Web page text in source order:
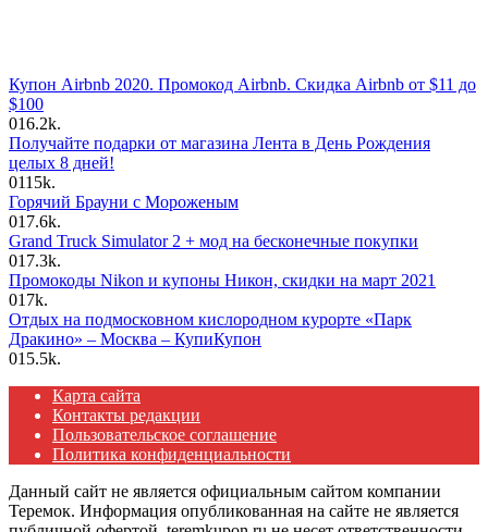
Купон Airbnb 2020. Промокод Airbnb. Скидка Airbnb от $11 до
$100
016.2k.
Получайте подарки от магазина Лента в День Рождения
целых 8 дней!
0115k.
Горячий Брауни с Мороженым
017.6k.
Grand Truck Simulator 2 + мод на бесконечные покупки
017.3k.
Промокоды Nikon и купоны Никон, скидки на март 2021
017k.
Отдых на подмосковном кислородном курорте «Парк
Дракино» – Москва – КупиКупон
015.5k.
Карта сайта
Контакты редакции
Пользовательское соглашение
Политика конфиденциальности
Данный сайт не является официальным сайтом компании
Теремок. Информация опубликованная на сайте не является